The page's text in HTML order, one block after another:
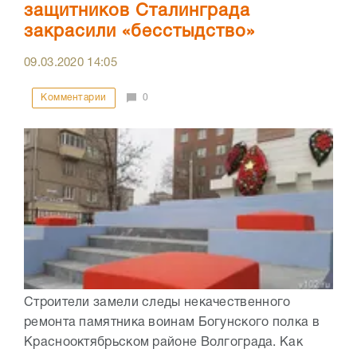
защитников Сталинграда
закрасили «бесстыдство»
09.03.2020 14:05
Комментарии 0
Строители замели следы некачественного
ремонта памятника воинам Богунского полка в
Краснооктябрьском районе Волгограда. Как